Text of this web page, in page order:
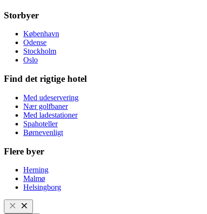
Storbyer
København
Odense
Stockholm
Oslo
Find det rigtige hotel
Med udeservering
Nær golfbaner
Med ladestationer
Spahoteller
Børnevenligt
Flere byer
Herning
Malmø
Helsingborg